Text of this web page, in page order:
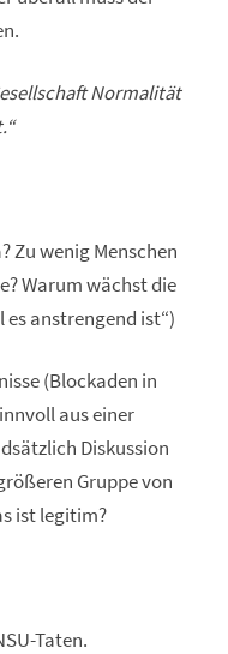
Normalität
Zu wenig Menschen
Warum wächst die
anstrengend ist“)
(Blockaden in
aus einer
Diskussion
Gruppe von
ist legitim?
Taten.